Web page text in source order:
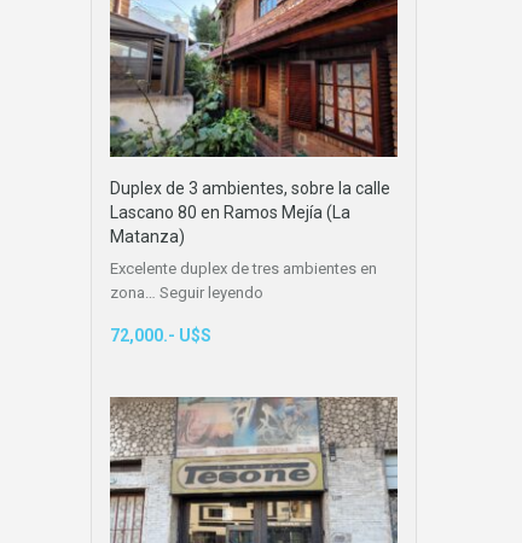
Duplex de 3 ambientes, sobre la calle
Lascano 80 en Ramos Mejía (La
Matanza)
Excelente duplex de tres ambientes en
zona… Seguir leyendo
72,000.- U$S